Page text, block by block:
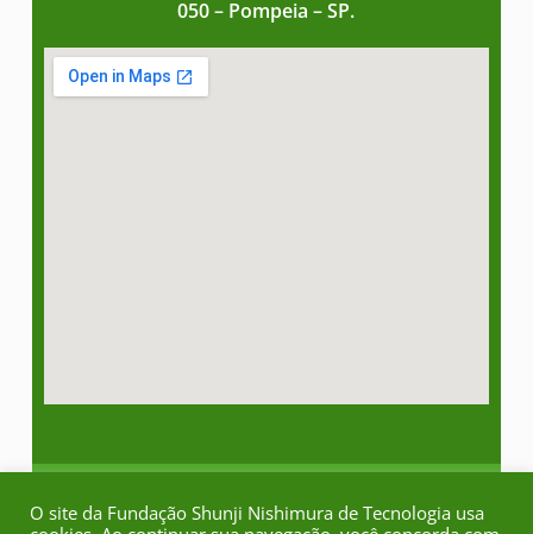
050 – Pompeia – SP.
Copyright © Todos os Direitos Reservados
O site da Fundação Shunji Nishimura de Tecnologia usa